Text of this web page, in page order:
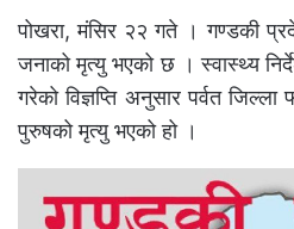
पोखरा, मंसिर २२ गते । गण्डकी
जनाको मृत्यु भएको छ । स्वास्थ्य
गरेको विज्ञप्ति अनुसार पर्वत
पुरुषको मृत्यु भएको हो ।